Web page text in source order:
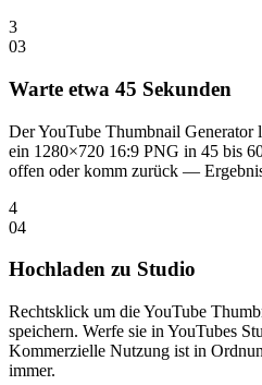
3
03
Warte etwa 45 Sekunden
Der YouTube Thumbnail
ein 1280×720 16:9 PNG in 45 bis
offen oder komm zurück —
4
04
Hochladen zu Studio
Rechtsklick um die YouTube
speichern. Werfe sie in YouTubes
Kommerzielle Nutzung ist in
immer.